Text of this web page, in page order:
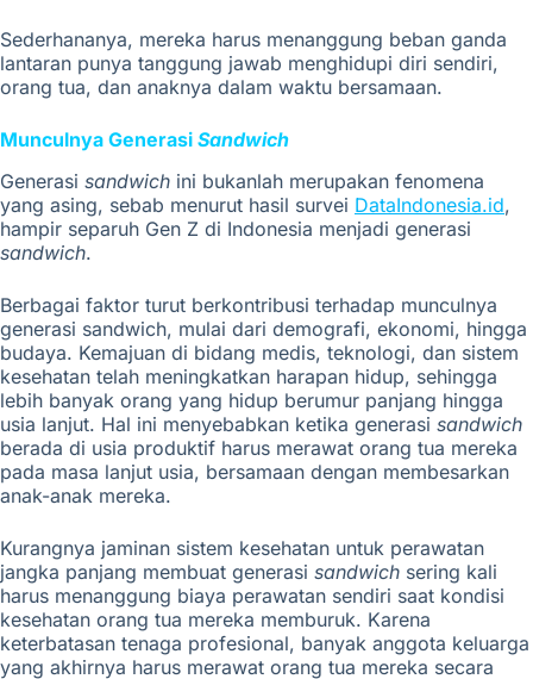
Sederhananya, mereka harus menanggung beban ganda
lantaran punya tanggung jawab menghidupi diri sendiri,
orang tua, dan anaknya dalam waktu bersamaan.
Munculnya Generasi Sandwich
Generasi sandwich ini bukanlah merupakan fenomena
yang asing, sebab menurut hasil survei DataIndonesia.id,
hampir separuh Gen Z di Indonesia menjadi generasi
sandwich.
Berbagai faktor turut berkontribusi terhadap munculnya
generasi sandwich, mulai dari demografi, ekonomi, hingga
budaya. Kemajuan di bidang medis, teknologi, dan sistem
kesehatan telah meningkatkan harapan hidup, sehingga
lebih banyak orang yang hidup berumur panjang hingga
usia lanjut. Hal ini menyebabkan ketika generasi sandwich
berada di usia produktif harus merawat orang tua mereka
pada masa lanjut usia, bersamaan dengan membesarkan
anak-anak mereka.
Kurangnya jaminan sistem kesehatan untuk perawatan
jangka panjang membuat generasi sandwich sering kali
harus menanggung biaya perawatan sendiri saat kondisi
kesehatan orang tua mereka memburuk. Karena
keterbatasan tenaga profesional, banyak anggota keluarga
yang akhirnya harus merawat orang tua mereka secara